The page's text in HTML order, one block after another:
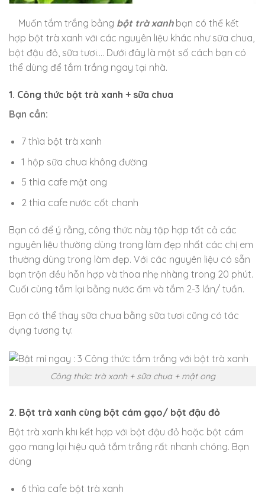
Muốn tắm trắng bằng bột trà xanhbạn có thể kết
hợp bột trà xanh với các nguyên liệu khác như sữa chua,
bột đậu đỏ, sữa tươi…. Dưới đây là một số cách bạn có
thể dùng để tắm trắng ngay tại nhà.
1. Công thức bột trà xanh + sữa chua
Bạn cần:
7 thìa bột trà xanh
1 hộp sữa chua không đường
5 thìa cafe mật ong
2 thìa cafe nước cốt chanh
Bạn có để ý rằng, công thức này tập hợp tất cả các
nguyên liệu thường dùng trong làm đẹp nhất các chị em
thường dùng trong làm đẹp. Với các nguyên liệu có sẵn
bạn trộn đều hỗn hợp và thoa nhẹ nhàng trong 20 phút.
Cuối cùng tắm lại bằng nước ấm và tắm 2-3 lần/ tuần.
Bạn có thể thay sữa chua bằng sữa tươi cũng có tác
dụng tương tự.
Công thức: trà xanh + sữa chua + mật ong
2. Bột trà xanh cùng bột cám gạo/ bột đậu đỏ
Bột trà xanh khi kết hợp với bột đậu đỏ hoặc bột cám
gạo mang lại hiệu quả tắm trắng rất nhanh chóng. Bạn
dùng
6 thìa cafe bột trà xanh